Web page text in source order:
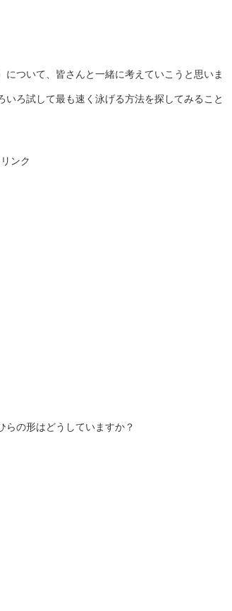
ついて、皆さんと一緒に考えていこうと思いま
ろ試して最も速く泳げる方法を探してみること
ンク
らの形はどうしていますか？